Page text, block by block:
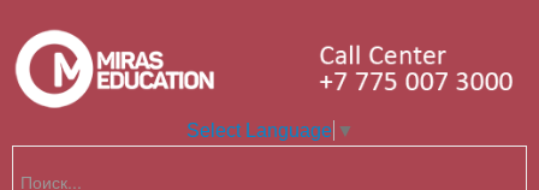
Select Language ▼